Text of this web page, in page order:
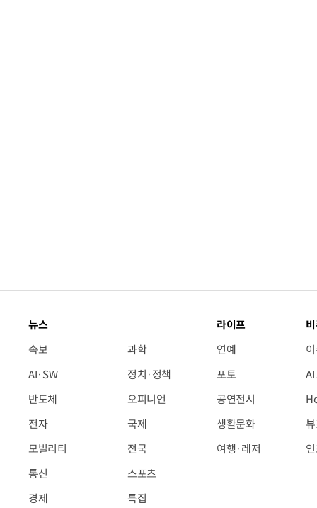
뉴스
속보
AI·SW
반도체
전자
모빌리티
통신
경제
과학
정치·정책
오피니언
국제
전국
스포츠
특집
라이프
연예
포토
공연전시
생활문화
여행·레저